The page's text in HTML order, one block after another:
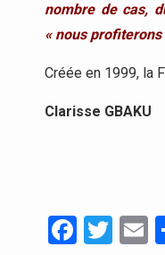
nombre de cas,
« nous
Créée en 1999, la
Clarisse GBAKU